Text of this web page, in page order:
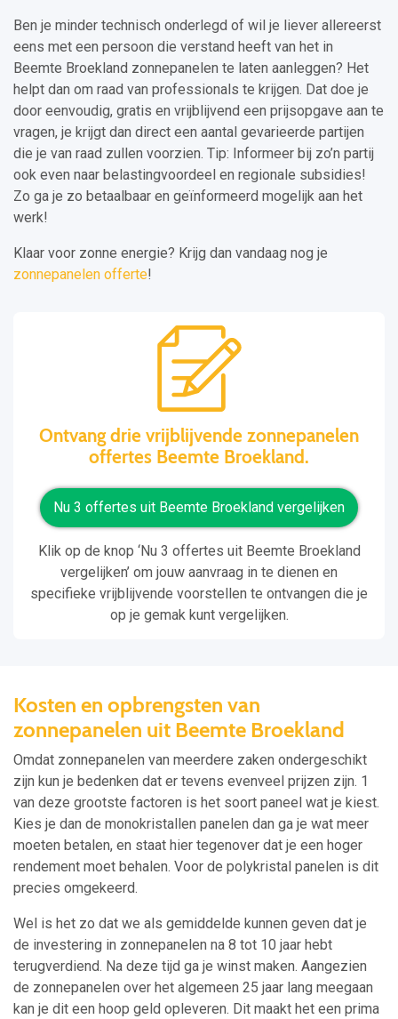
Ben je minder technisch onderlegd of wil je liever allereerst
eens met een persoon die verstand heeft van het in
Beemte Broekland zonnepanelen te laten aanleggen? Het
helpt dan om raad van professionals te krijgen. Dat doe je
door eenvoudig, gratis en vrijblijvend een prijsopgave aan te
vragen, je krijgt dan direct een aantal gevarieerde partijen
die je van raad zullen voorzien. Tip: Informeer bij zo’n partij
ook even naar belastingvoordeel en regionale subsidies!
Zo ga je zo betaalbaar en geïnformeerd mogelijk aan het
werk!
Klaar voor zonne energie? Krijg dan vandaag nog je
zonnepanelen offerte!
Ontvang drie vrijblijvende zonnepanelen
offertes Beemte Broekland.
Nu 3 offertes uit Beemte Broekland vergelijken
Klik op de knop ‘Nu 3 offertes uit Beemte Broekland
vergelijken’ om jouw aanvraag in te dienen en
specifieke vrijblijvende voorstellen te ontvangen die je
op je gemak kunt vergelijken.
Kosten en opbrengsten van
zonnepanelen uit Beemte Broekland
Omdat zonnepanelen van meerdere zaken ondergeschikt
zijn kun je bedenken dat er tevens evenveel prijzen zijn. 1
van deze grootste factoren is het soort paneel wat je kiest.
Kies je dan de monokristallen panelen dan ga je wat meer
moeten betalen, en staat hier tegenover dat je een hoger
rendement moet behalen. Voor de polykristal panelen is dit
precies omgekeerd.
Wel is het zo dat we als gemiddelde kunnen geven dat je
de investering in zonnepanelen na 8 tot 10 jaar hebt
terugverdiend. Na deze tijd ga je winst maken. Aangezien
de zonnepanelen over het algemeen 25 jaar lang meegaan
kan je dit een hoop geld opleveren. Dit maakt het een prima